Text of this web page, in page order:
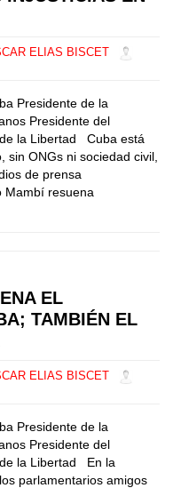
ELIAS BISCET
Presidente de la
Presidente del
la Libertad Cuba está
ONGs ni sociedad civil,
de prensa
Mambí resuena
EL
TAMBIÉN EL
ELIAS BISCET
Presidente de la
Presidente del
la Libertad En la
parlamentarios amigos